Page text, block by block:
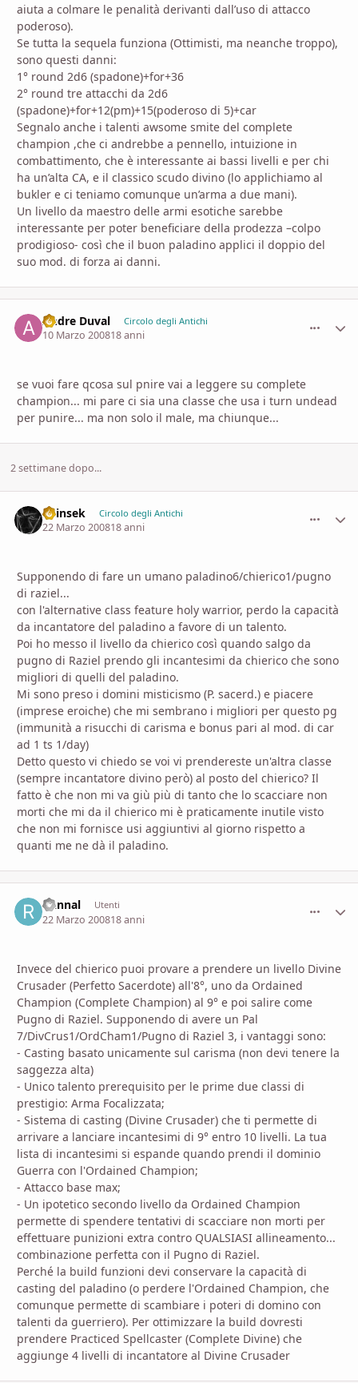
aiuta a colmare le penalità derivanti dall’uso di attacco
poderoso).
Se tutta la sequela funziona (Ottimisti, ma neanche troppo),
sono questi danni:
1° round 2d6 (spadone)+for+36
2° round tre attacchi da 2d6
(spadone)+for+12(pm)+15(poderoso di 5)+car
Segnalo anche i talenti awsome smite del complete
champion ,che ci andrebbe a pennello, intuizione in
combattimento, che è interessante ai bassi livelli e per chi
ha un’alta CA, e il classico scudo divino (lo applichiamo al
bukler e ci teniamo comunque un’arma a due mani).
Un livello da maestro delle armi esotiche sarebbe
interessante per poter beneficiare della prodezza –colpo
prodigioso- così che il buon paladino applici il doppio del
suo mod. di forza ai danni.
Andre Duval Circolo degli Antichi
10 Marzo 200818 anni
se vuoi fare qcosa sul pnire vai a leggere su complete
champion... mi pare ci sia una classe che usa i turn undead
per punire... ma non solo il male, ma chiunque...
2 settimane dopo...
Shinsek Circolo degli Antichi
22 Marzo 200818 anni
Supponendo di fare un umano paladino6/chierico1/pugno
di raziel...
con l'alternative class feature holy warrior, perdo la capacità
da incantatore del paladino a favore di un talento.
Poi ho messo il livello da chierico così quando salgo da
pugno di Raziel prendo gli incantesimi da chierico che sono
migliori di quelli del paladino.
Mi sono preso i domini misticismo (P. sacerd.) e piacere
(imprese eroiche) che mi sembrano i migliori per questo pg
(immunità a risucchi di carisma e bonus pari al mod. di car
ad 1 ts 1/day)
Detto questo vi chiedo se voi vi prendereste un'altra classe
(sempre incantatore divino però) al posto del chierico? Il
fatto è che non mi va giù più di tanto che lo scacciare non
morti che mi da il chierico mi è praticamente inutile visto
che non mi fornisce usi aggiuntivi al giorno rispetto a
quanti me ne dà il paladino.
riannal Utenti
22 Marzo 200818 anni
Invece del chierico puoi provare a prendere un livello Divine
Crusader (Perfetto Sacerdote) all'8°, uno da Ordained
Champion (Complete Champion) al 9° e poi salire come
Pugno di Raziel. Supponendo di avere un Pal
7/DivCrus1/OrdCham1/Pugno di Raziel 3, i vantaggi sono:
- Casting basato unicamente sul carisma (non devi tenere la
saggezza alta)
- Unico talento prerequisito per le prime due classi di
prestigio: Arma Focalizzata;
- Sistema di casting (Divine Crusader) che ti permette di
arrivare a lanciare incantesimi di 9° entro 10 livelli. La tua
lista di incantesimi si espande quando prendi il dominio
Guerra con l'Ordained Champion;
- Attacco base max;
- Un ipotetico secondo livello da Ordained Champion
permette di spendere tentativi di scacciare non morti per
effettuare punizioni extra contro QUALSIASI allineamento...
combinazione perfetta con il Pugno di Raziel.
Perché la build funzioni devi conservare la capacità di
casting del paladino (o perdere l'Ordained Champion, che
comunque permette di scambiare i poteri di domino con
talenti da guerriero). Per ottimizzare la build dovresti
prendere Practiced Spellcaster (Complete Divine) che
aggiunge 4 livelli di incantatore al Divine Crusader